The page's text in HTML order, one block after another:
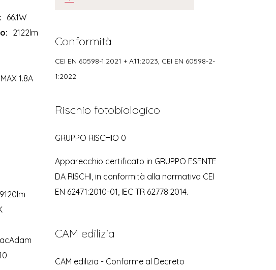
66.1W
2122lm
MAX 1.8A
9120lm
Conformità
CEI EN 60598-1:2021 + A11:2023, CEI EN 60598-2-
1:2022
Rischio fotobiologico
GRUPPO RISCHIO 0
Apparecchio certificato in GRUPPO ESENTE
DA RISCHI, in conformità alla normativa CEI
EN 62471:2010-01, IEC TR 62778:2014.
CAM edilizia
CAM edilizia - Conforme al Decreto